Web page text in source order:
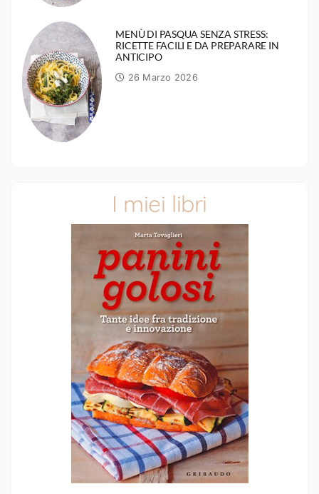
MENÙ DI PASQUA SENZA STRESS:
RICETTE FACILI E DA PREPARARE IN
ANTICIPO
26 Marzo 2026
I miei libri